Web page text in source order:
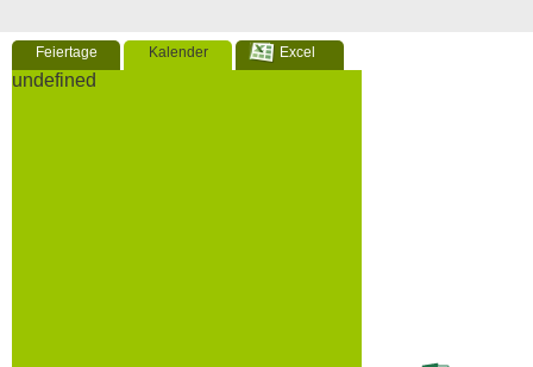
Feiertage Kalender Excel
undefined